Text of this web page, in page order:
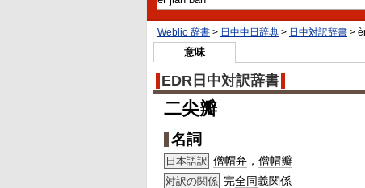
Weblio 辞書 > 日中中日辞典 > 日中対訳辞書 >
意味
EDR日中対訳辞書
二尖瓣
名詞
日本語訳 僧帽弁 ， 僧帽瓣
対訳の関係 完全同義関係